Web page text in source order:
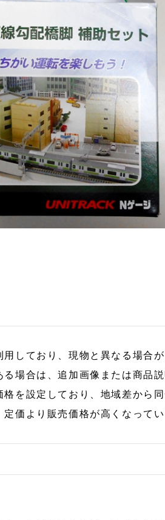
しており、現物と異なる場合が
る場合は、追加画像または商品
格を設定しており、地域差から
定価より販売価格が高くなって